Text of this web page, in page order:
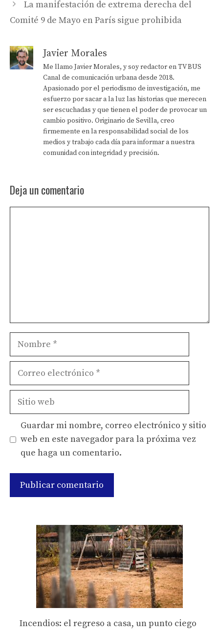
La manifestación de extrema derecha del
Comité 9 de Mayo en París sigue prohibida
Javier Morales
Me llamo Javier Morales, y soy redactor en TV BUS
Canal de comunicación urbana desde 2018.
Apasionado por el periodismo de investigación, me
esfuerzo por sacar a la luz las historias que merecen
ser escuchadas y que tienen el poder de provocar un
cambio positivo. Originario de Sevilla, creo
firmemente en la responsabilidad social de los
medios y trabajo cada día para informar a nuestra
comunidad con integridad y precisión.
Deja un comentario
Nombre
Correo
Sitio
Guardar mi nombre, correo electrónico y sitio
web en este navegador para la próxima vez
que haga un comentario.
Incendios: el regreso a casa, un punto ciego